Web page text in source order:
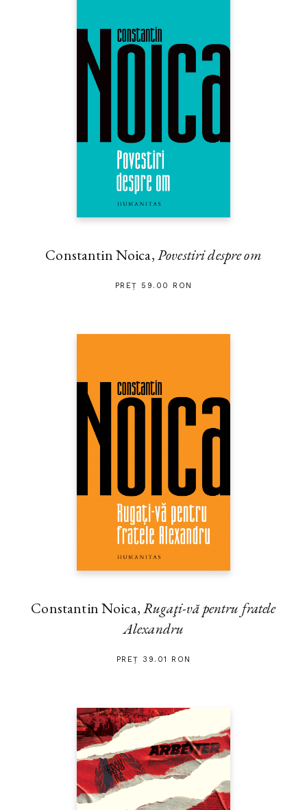
Constantin Noica,Povestiri despre om
PREȚ 59.00 RON
Constantin Noica,Rugaţi-vă pentru fratele
Alexandru
PREȚ 39.01 RON